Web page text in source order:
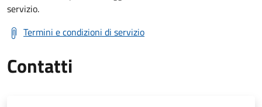
servizio.
Termini e condizioni di servizio
Contatti